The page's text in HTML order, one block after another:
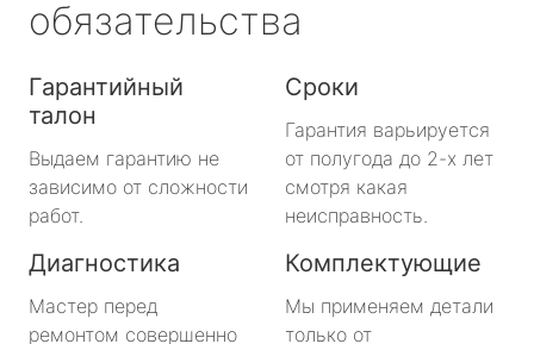
обязательства
Гарантийный
талон
Выдаем гарантию не
зависимо от сложности
работ.
Сроки
Гарантия варьируется
от полугода до 2-х лет
смотря какая
неисправность.
Диагностика
Мастер перед
ремонтом совершенно
Комплектующие
Мы применяем детали
только от